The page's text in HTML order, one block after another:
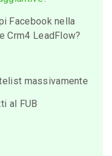
Facebook nella
Crm4 LeadFlow?
massivamente
al FUB